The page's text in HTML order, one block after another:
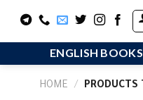
content
ENGLISH BOOKS
HOME /